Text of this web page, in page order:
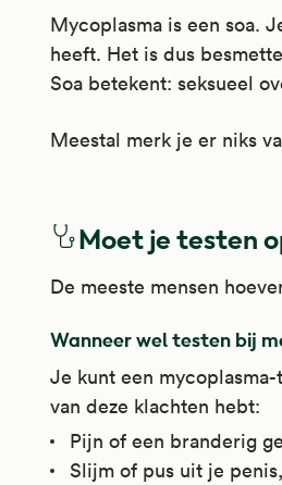
Mycoplasma is een soa.
heeft. Het is dus
Soa betekent: seksueel
Meestal merk je er niks
Moet je testen
De meeste mensen
Wanneer wel testen bij
Je kunt een
van deze klachten hebt:
Pijn of een branderig
Slijm of pus uit je